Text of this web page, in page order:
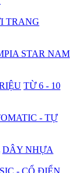
TRANG
STAR NAM
TỪ 6 - 10
- TỰ
DÂY NHỰA
- CỔ ĐIỂN